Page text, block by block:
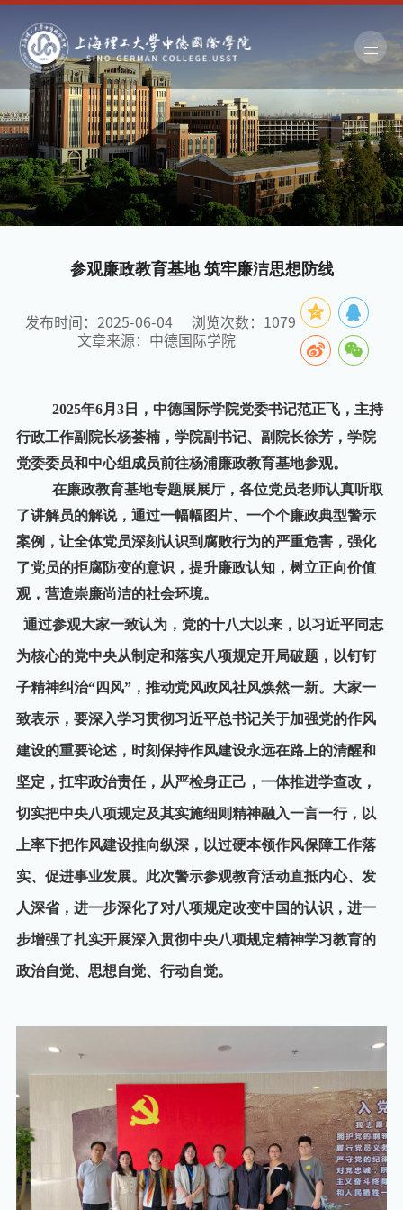
参观廉政教育基地 筑牢廉洁思想防线
发布时间：2025-06-04 浏览次数：
1079
文章来源：中德国际学院
2025年6月 3日
，中德国际学院党委书记范正飞，主持
行政工作副院长杨荟楠，学院副书记、副院长徐芳，学院
党委委员和中心组成员前往杨浦廉政教育基地参观。
在廉政教育基地专题展展厅，各位党员老师认真听取
了讲解员的解说，通过一幅幅图片、一个个廉政典型警示
案例，让全体党员深刻认识到腐败行为的严重危害，强化
了党员的拒腐防变的意识，提升廉政认知，树立正向价值
观，营造崇廉尚洁的社会环境。
通过参观大家一致认为，党的十八大以来，以习近平同志
为核心的党中央从制定和落实八项规定开局破题，以钉钉
子精神纠治“四风”，推动党风政风社风焕然一新。大家一
致表示，要深入学习贯彻习近平总书记关于加强党的作风
建设的重要论述，时刻保持作风建设永远在路上的清醒和
坚定，扛牢政治责任，从严检身正己，一体推进学查改，
切实把中央八项规定及其实施细则精神融入一言一行，以
上率下把作风建设推向纵深，以过硬本领作风保障工作落
实、促进事业发展。此次警示参观教育活动直抵内心、发
人深省，进一步深化了对八项规定改变中国的认识，进一
步增强了扎实开展深入贯彻中央八项规定精神学习教育的
政治自觉、思想自觉、行动自觉。